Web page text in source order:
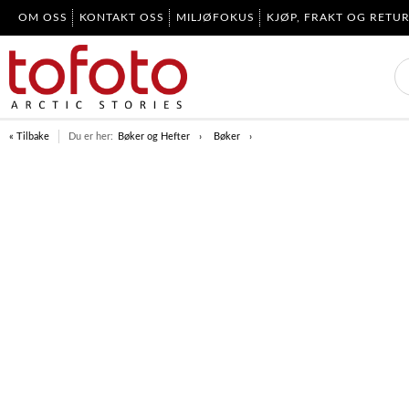
OM OSS KONTAKT OSS MILJØFOKUS KJØP, FRAKT OG RETUR
« Tilbake Du er her: Bøker og Hefter Bøker